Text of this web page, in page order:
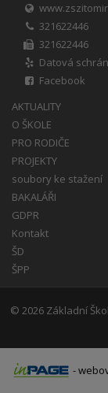
321622446
321622446
Datová
Facebook
AKTUALITY
O ŠKOLE
PRO RODIČE
PROJEKTY
soubory ke stažení
BAKALÁŘI
GDPR
Kontakt
ŠD
ŠPP
© 2026 Základní
-